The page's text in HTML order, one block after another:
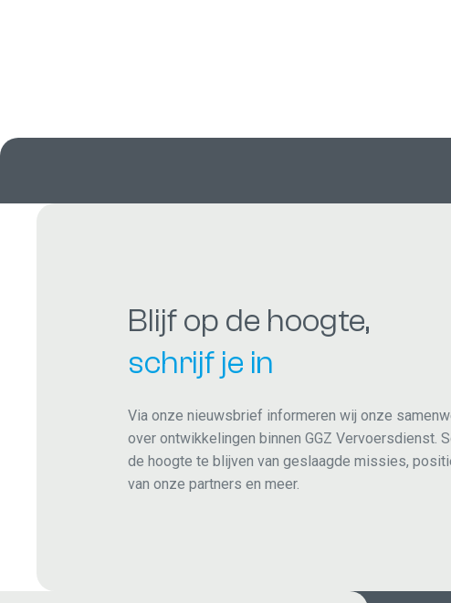
Blijf op de hoogte,
schrijf je in
Via onze nieuwsbrief informeren wij onze
over ontwikkelingen binnen GGZ Vervoersdienst.
de hoogte te blijven van geslaagde missies,
van onze partners en meer.